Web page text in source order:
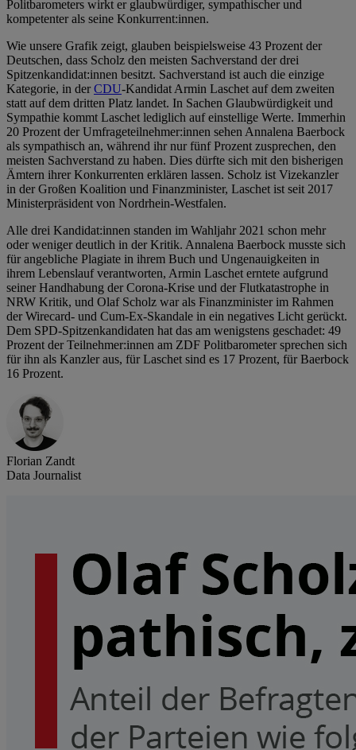
Politbarometers wirkt er glaubwürdiger, sympathischer und
kompetenter als seine Konkurrent:innen.
Wie unsere Grafik zeigt, glauben beispielsweise 43 Prozent der
Deutschen, dass Scholz den meisten Sachverstand der drei
Spitzenkandidat:innen besitzt. Sachverstand ist auch die einzige
Kategorie, in derCDU-Kandidat Armin Laschet auf dem zweiten
statt auf dem dritten Platz landet. In Sachen Glaubwürdigkeit und
Sympathie kommt Laschet lediglich auf einstellige Werte. Immerhin
20 Prozent der Umfrageteilnehmer:innen sehen Annalena Baerbock
als sympathisch an, während ihr nur fünf Prozent zusprechen, den
meisten Sachverstand zu haben. Dies dürfte sich mit den bisherigen
Ämtern ihrer Konkurrenten erklären lassen. Scholz ist Vizekanzler
in der Großen Koalition und Finanzminister, Laschet ist seit 2017
Ministerpräsident von Nordrhein-Westfalen.
Alle drei Kandidat:innen standen im Wahljahr 2021 schon mehr
oder weniger deutlich in der Kritik. Annalena Baerbock musste sich
für angebliche Plagiate in ihrem Buch und Ungenauigkeiten in
ihrem Lebenslauf verantworten, Armin Laschet erntete aufgrund
seiner Handhabung der Corona-Krise und der Flutkatastrophe in
NRW Kritik, und Olaf Scholz war als Finanzminister im Rahmen
der Wirecard- und Cum-Ex-Skandale in ein negatives Licht gerückt.
Dem SPD-Spitzenkandidaten hat das am wenigstens geschadet: 49
Prozent der Teilnehmer:innen am ZDF Politbarometer sprechen sich
für ihn als Kanzler aus, für Laschet sind es 17 Prozent, für Baerbock
16 Prozent.
Florian Zandt
Data Journalist